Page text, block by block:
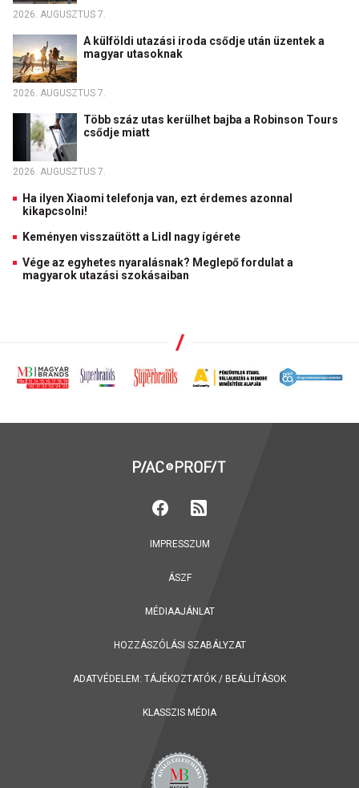
2026. AUGUSZTUS 7.
A külföldi utazási iroda csődje után üzentek a
magyar utasoknak
2026. AUGUSZTUS 7.
Több száz utas kerülhet bajba a Robinson Tours
csődje miatt
2026. AUGUSZTUS 7.
Ha ilyen Xiaomi telefonja van, ezt érdemes azonnal
kikapcsolni!
Keményen visszaütött a Lidl nagy ígérete
Vége az egyhetes nyaralásnak? Meglepő fordulat a
magyarok utazási szokásaiban
IMPRESSZUM
ÁSZF
MÉDIAAJÁNLAT
HOZZÁSZÓLÁSI SZABÁLYZAT
ADATVÉDELEM: TÁJÉKOZTATÓK / BEÁLLÍTÁSOK
KLASSZIS MÉDIA